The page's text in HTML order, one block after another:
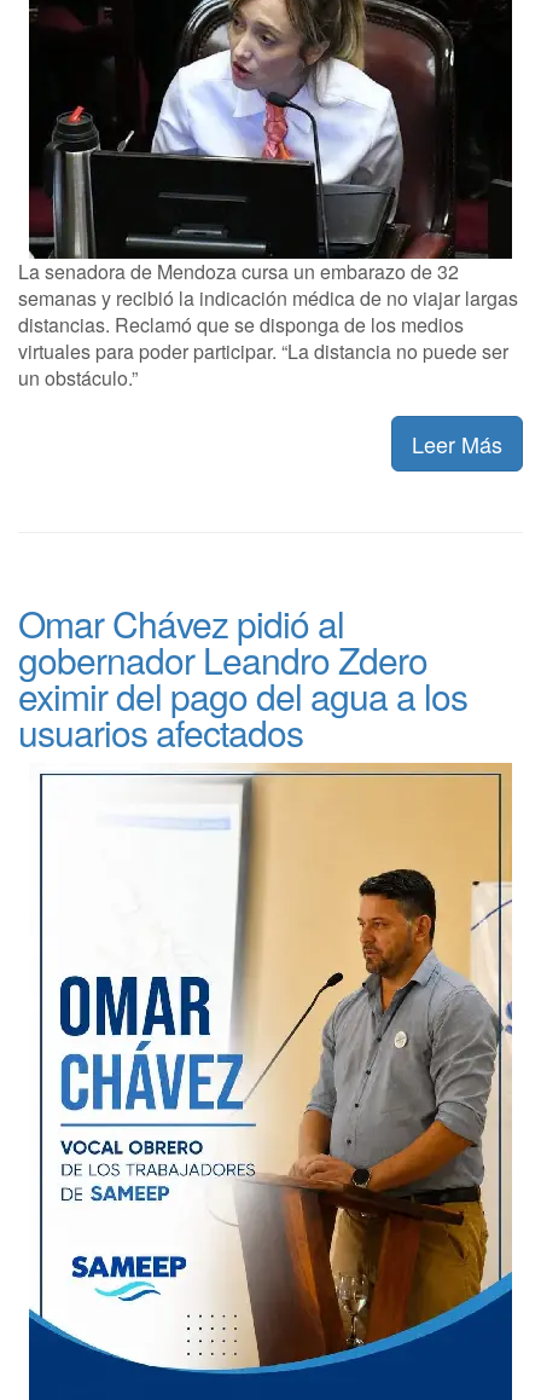
La senadora de Mendoza cursa un embarazo de 32
semanas y recibió la indicación médica de no viajar largas
distancias. Reclamó que se disponga de los medios
virtuales para poder participar. “La distancia no puede ser
un obstáculo.”
Leer Más
Omar Chávez pidió al
gobernador Leandro Zdero
eximir del pago del agua a los
usuarios afectados